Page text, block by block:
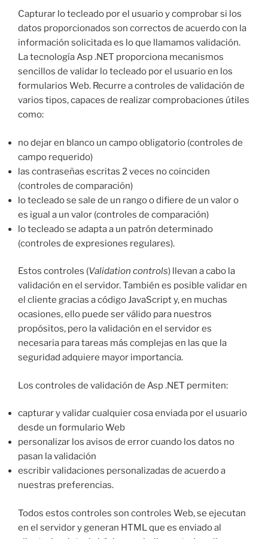
Capturar lo tecleado por el usuario y comprobar si los
datos proporcionados son correctos de acuerdo con la
información solicitada es lo que llamamos validación.
La tecnología Asp .NET proporciona mecanismos
sencillos de validar lo tecleado por el usuario en los
formularios Web. Recurre a controles de validación de
varios tipos, capaces de realizar comprobaciones útiles
como:
no dejar en blanco un campo obligatorio (controles de
campo requerido)
las contraseñas escritas 2 veces no coinciden
(controles de comparación)
lo tecleado se sale de un rango o difiere de un valor o
es igual a un valor (controles de comparación)
lo tecleado se adapta a un patrón determinado
(controles de expresiones regulares).
Estos controles (Validation controls) llevan a cabo la
validación en el servidor. También es posible validar en
el cliente gracias a código JavaScript y, en muchas
ocasiones, ello puede ser válido para nuestros
propósitos, pero la validación en el servidor es
necesaria para tareas más complejas en las que la
seguridad adquiere mayor importancia.
Los controles de validación de Asp .NET permiten:
capturar y validar cualquier cosa enviada por el usuario
desde un formulario Web
personalizar los avisos de error cuando los datos no
pasan la validación
escribir validaciones personalizadas de acuerdo a
nuestras preferencias.
Todos estos controles son controles Web, se ejecutan
en el servidor y generan HTML que es enviado al